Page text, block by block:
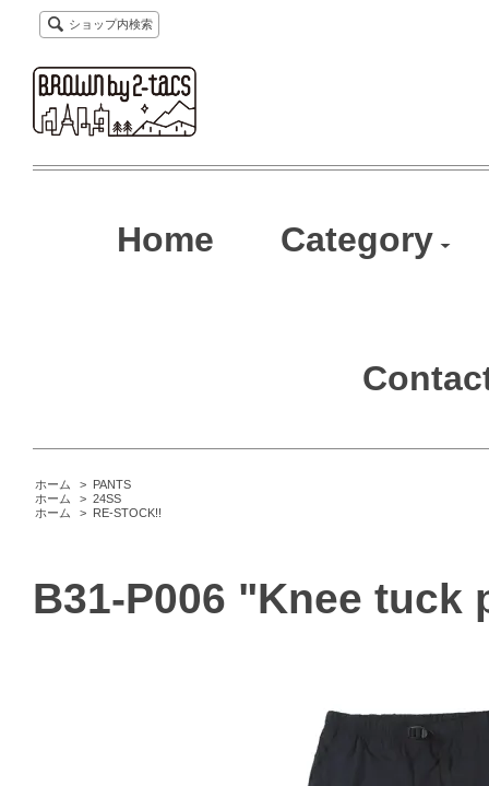
ショップ内検索
Home Category
ホーム > PANTS
ホーム
> 24SS
ホーム
> RE-STOCK!!
B31-P006 "Knee tuck